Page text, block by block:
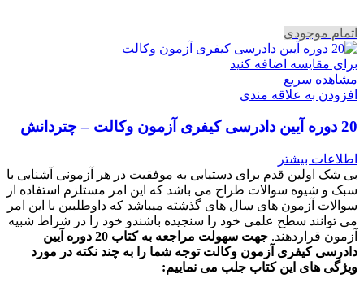
اتمام موجودی
برای مقایسه اضافه کنید
مشاهده سریع
افزودن به علاقه مندی
20 دوره آیین دادرسی کیفری آزمون وکالت – چتردانش
اطلاعات بیشتر
بی شک اولین قدم برای دستیابی به موفقیت در هر آزمونی آشنایی با
سبک و شیوه سوالات طراح می باشد که این امر مستلزم استفاده از
سوالات آزمون های سال های گذشته میباشد که داوطلبین با این امر
می توانند سطح علمی خود را سنجیده باشندو خود را در شراط شبیه
آزمون قراردهند.
جهت سهولت مراجعه به کتاب 20 دوره آیین
دادرسی کیفری آزمون وکالت توجه شما را به چند نکته در مورد
ویژگی های این کتاب جلب می نماییم: